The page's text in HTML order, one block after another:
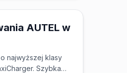
AUTEL w
najwyższej klasy
Szybka